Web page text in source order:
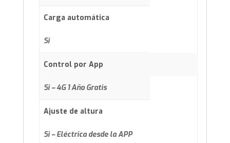
Carga automática
Si
Control por App
Si – 4G 1 Año Gratis
Ajuste de altura
Si – Eléctrica desde la APP